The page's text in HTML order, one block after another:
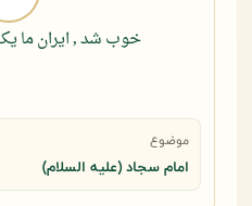
خوب شد , ایران ما
موضوع
امام سجاد (علیه السلام)